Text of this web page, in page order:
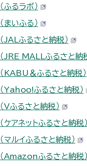
ふるラボ）
まいふる）
JALふるさと納税）
JRE MALLふるさと納
KABU＆ふるさと納税）
Yahoo!ふるさと納税）
Vふるさと納税）
ケアネットふるさと納税）
マルイふるさと納税）
Amazonふるさと納税）